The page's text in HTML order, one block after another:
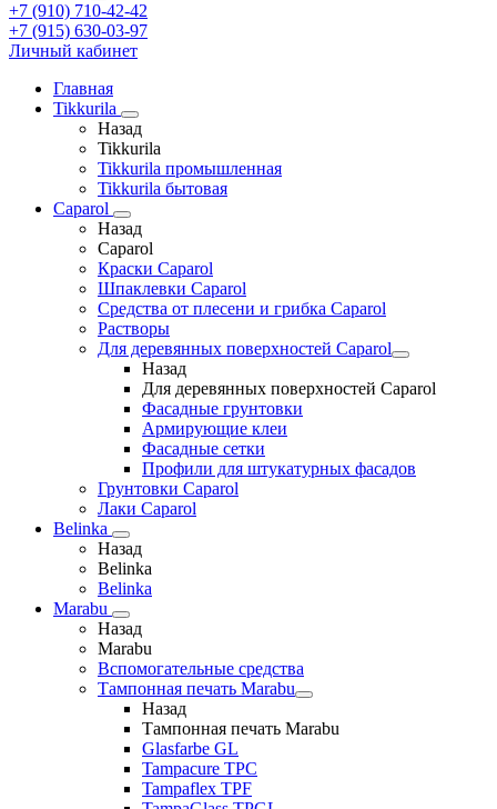
+7 (910) 710-42-42
+7 (915) 630-03-97
Личный кабинет
Главная
Tikkurila
Назад
Tikkurila
Tikkurila промышленная
Tikkurila бытовая
Caparol
Назад
Caparol
Краски Caparol
Шпаклевки Caparol
Средства от плесени и грибка Caparol
Растворы
Для деревянных поверхностей Caparol
Назад
Для деревянных поверхностей Caparol
Фасадные грунтовки
Армирующие клеи
Фасадные сетки
Профили для штукатурных фасадов
Грунтовки Caparol
Лаки Caparol
Belinka
Назад
Belinka
Belinka
Marabu
Назад
Marabu
Вспомогательные средства
Тампонная печать Marabu
Назад
Тампонная печать Marabu
Glasfarbe GL
Tampacure TPC
Tampaflex TPF